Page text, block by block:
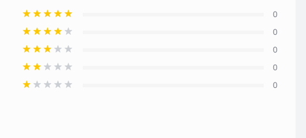
0
0
0
0
0